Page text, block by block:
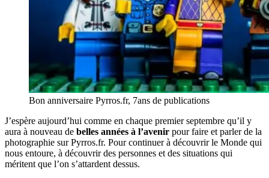
Bon anniversaire Pyrros.fr, 7ans de publications
J’espère aujourd’hui comme en chaque premier septembre qu’il y
aura à nouveau de belles années à l’avenir pour faire et parler de la
photographie sur Pyrros.fr. Pour continuer à découvrir le Monde qui
nous entoure, à découvrir des personnes et des situations qui
méritent que l’on s’attardent dessus.